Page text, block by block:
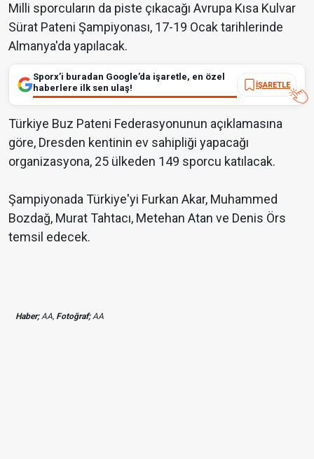
Milli sporcuların da piste çıkacağı Avrupa Kısa Kulvar
Sürat Pateni Şampiyonası, 17-19 Ocak tarihlerinde
Almanya'da yapılacak.
Sporx’i buradan Google’da işaretle, en özel
haberlere ilk sen ulaş!
İŞARETLE
Türkiye Buz Pateni Federasyonunun açıklamasına
göre, Dresden kentinin ev sahipliği yapacağı
organizasyona, 25 ülkeden 149 sporcu katılacak.
Şampiyonada Türkiye'yi Furkan Akar, Muhammed
Bozdağ, Murat Tahtacı, Metehan Atan ve Denis Örs
temsil edecek.
Haber;AA, Fotoğraf;AA